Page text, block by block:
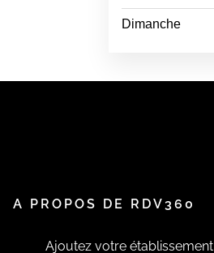
Dimanche
A PROPOS DE RDV360
Ajoutez votre établissement